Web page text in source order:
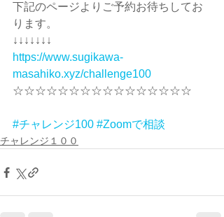
下記のページよりご予約お待ちしてお
ります。
↓↓↓↓↓↓↓
https://www.sugikawa-
masahiko.xyz/challenge100
☆☆☆☆☆☆☆☆☆☆☆☆☆☆☆☆
#チャレンジ100 #Zoomで相談
チャレンジ１００